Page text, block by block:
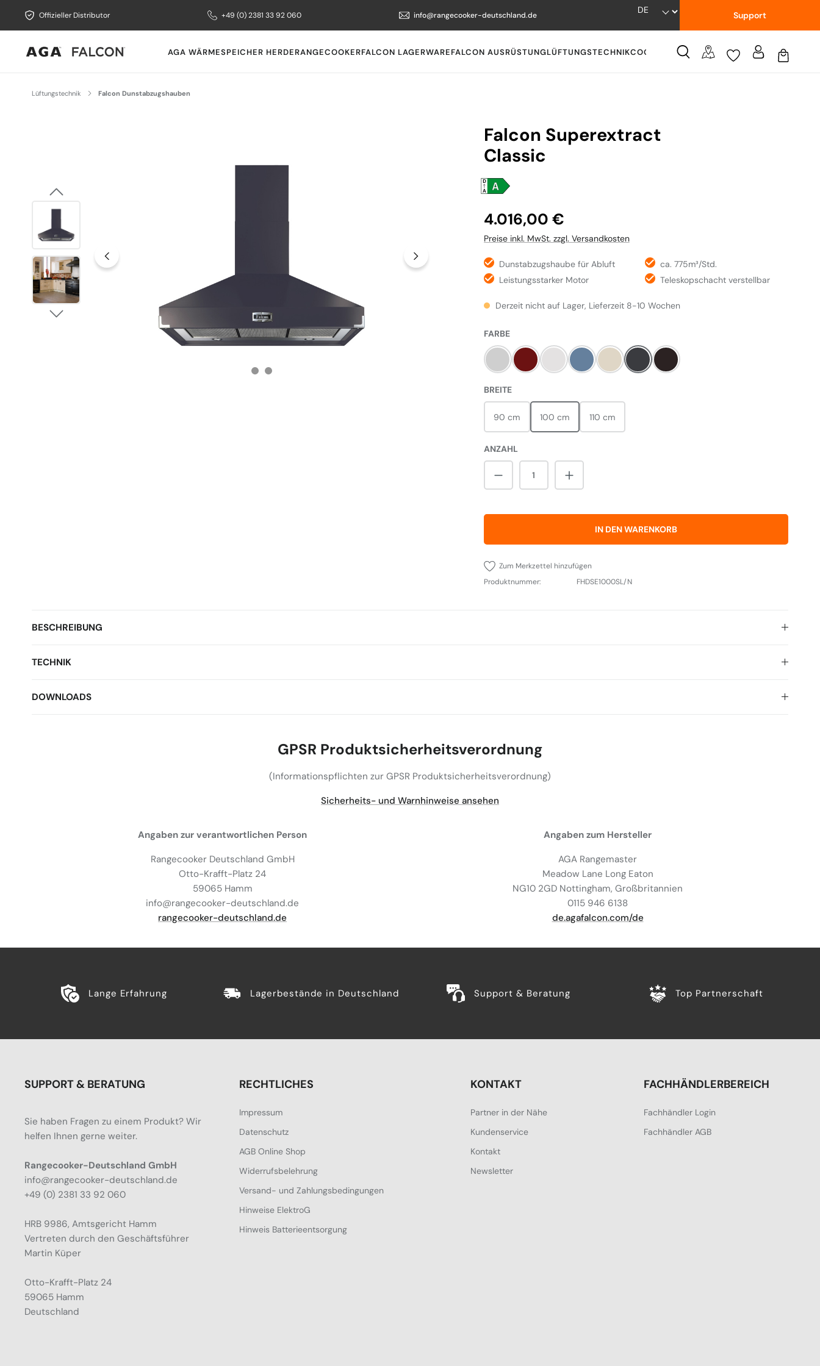
Offizieller Distributor +49 (0) 2381 33 92 060 info@rangecooker-deutschland.de Support
AGA WÄRMESPEICHER HERDERANGECOOKERFALCON LAGERWAREFALCON AUSRÜSTUNGLÜFTUNGSTECHNIKCOOKWARE WISSENSWERTES
Lüftungstechnik Falcon Dunstabzugshauben
Falcon Superextract
Classic
Regulärer Preis:
4.016,00 €
Preise inkl. MwSt. zzgl. Versandkosten
Dunstabzugshaube für Abluft
ca. 775m³/Std.
Leistungsstarker Motor
Teleskopschacht verstellbar
Derzeit nicht auf Lager, Lieferzeit 8-10 Wochen
FARBEAUSWÄHLEN
Steel Cherry Red
White China BlueCream Slate Black
BREITEAUSWÄHLEN
90 cm 100 cm 110 cm
ANZAHL
Produkt Anzahl: Gib den gewünschten Wert ein
IN DEN WARENKORB
Zum Merkzettel hinzufügen
Produktnummer:
FHDSE1000SL/N
BESCHREIBUNG
TECHNIK
DOWNLOADS
GPSR Produktsicherheitsverordnung
(Informationspflichten zur GPSR Produktsicherheitsverordnung)
Sicherheits- und Warnhinweise ansehen
Angaben zur verantwortlichen Person
Rangecooker Deutschland GmbH
Otto-Krafft-Platz 24
59065 Hamm
info@rangecooker-deutschland.de
rangecooker-deutschland.de
Angaben zum Hersteller
AGA Rangemaster
Meadow Lane Long Eaton
NG10 2GD Nottingham, Großbritannien
0115 946 6138
de.agafalcon.com/de
Lange Erfahrung Lagerbestände in Deutschland Support & Beratung Top Partnerschaft
SUPPORT & BERATUNG
Sie haben Fragen zu einem Produkt? Wir
helfen Ihnen gerne weiter.
Rangecooker-Deutschland GmbH
info@rangecooker-deutschland.de
+49 (0) 2381 33 92 060
HRB 9986, Amtsgericht Hamm
Vertreten durch den Geschäftsführer
Martin Küper
Otto-Krafft-Platz 24
59065 Hamm
Deutschland
RECHTLICHES
Impressum
Datenschutz
AGB Online Shop
Widerrufsbelehrung
Versand- und Zahlungsbedingungen
Hinweise ElektroG
Hinweis Batterieentsorgung
KONTAKT
Partner in der Nähe
Kundenservice
Kontakt
Newsletter
FACHHÄNDLERBEREICH
Fachhändler Login
Fachhändler AGB